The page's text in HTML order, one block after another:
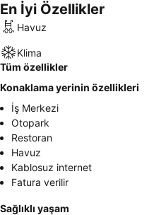
En İyi Özellikler
Havuz
Klima
Tüm özellikler
Konaklama yerinin özellikleri
İş Merkezi
Otopark
Restoran
Havuz
Kablosuz internet
Fatura verilir
Sağlıklı yaşam